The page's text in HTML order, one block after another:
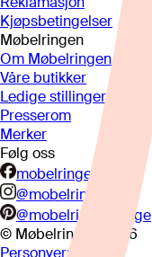
Kjøpsbetingelser
Møbelringen
Om Møbelringen
Våre butikker
Ledige stillinger
Presserom
Merker
Følg oss
mobelringen.no
@mobelringen
@mobelringennorge
© Møbelringen
2026
Personvern